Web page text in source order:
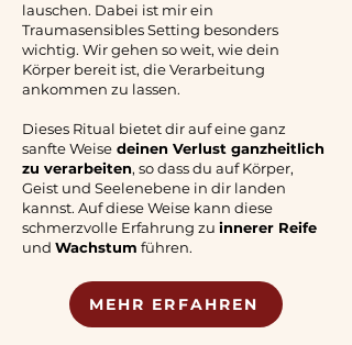
lauschen. Dabei ist mir ein
Traumasensibles Setting besonders
wichtig. Wir gehen so weit, wie dein
Körper bereit ist, die Verarbeitung
ankommen zu lassen.
Dieses Ritual bietet dir auf eine ganz
sanfte Weise deinen Verlust ganzheitlich
zu verarbeiten, so dass du auf Körper,
Geist und Seelenebene in dir landen
kannst. Auf diese Weise kann diese
schmerzvolle Erfahrung zu innerer Reife
und Wachstum führen.
MEHR ERFAHREN